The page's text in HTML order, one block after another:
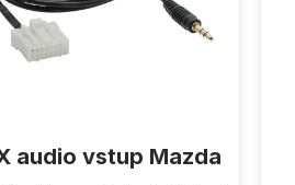
audio vstup Mazda